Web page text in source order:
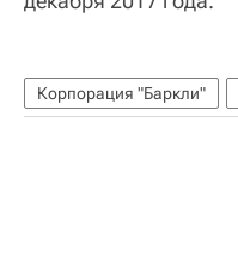
Корпорация "Баркли"